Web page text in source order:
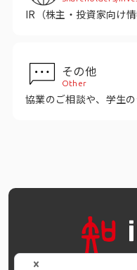
コーポレートサイト
IR（株主・投資家向け
その他
Other
協業のご相談や、学生